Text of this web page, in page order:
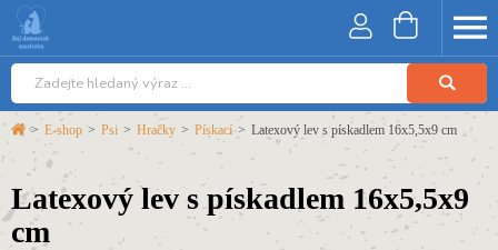
> E-shop > Psi > Hračky > Pískací > Latexový lev s pískadlem 16x5,5x9 cm
Latexový lev s pískadlem 16x5,5x9
cm